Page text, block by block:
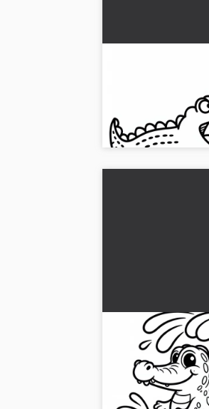
Krokodiili
tullut liian
väritettävä
Sukella krokotiilien
Lataa ilmainen
Krokodiili lyö
hännällään
Koe jännittävää
Lataa värityskuvat